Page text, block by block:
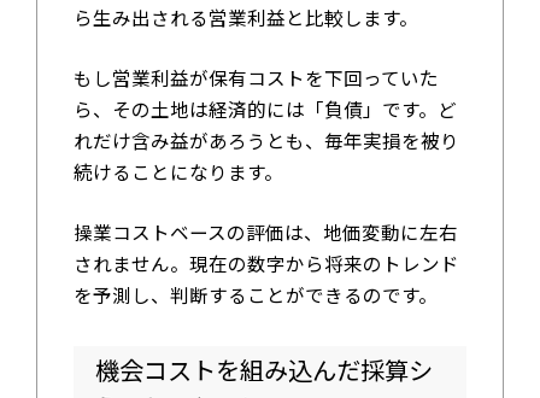
ら生み出される営業利益と比較します。
もし営業利益が保有コストを下回っていた
ら、その土地は経済的には「負債」です。ど
れだけ含み益があろうとも、毎年実損を被り
続けることになります。
操業コストベースの評価は、地価変動に左右
されません。現在の数字から将来のトレンド
を予測し、判断することができるのです。
機会コストを組み込んだ採算シ